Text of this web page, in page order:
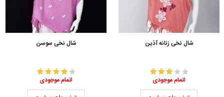
شال نخی زنانه آذین
اتمام موجودی
شال نخی سوسن
اتمام موجودی